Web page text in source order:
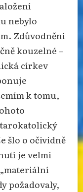
nebylo
Zdůvodnění
kouzelné –
církev
k tomu,
šlo o očividně
je velmi
požadovaly,